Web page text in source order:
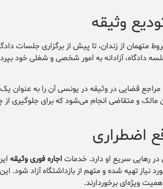
متهمان از زندان، تا پیش از برگزاری جلسات
آزادانه به امور شخصی و شغلی خود
مالک و متقاضی انجام می‌شود که برای جلوگیری
اضطراری
رهایی سریع او دارد. خدماتاجاره فوری وثیقه
نیاز تهیه شده و متهم از بازداشتگاه آزاد شود.
ویژه‌ای برخوردارند.